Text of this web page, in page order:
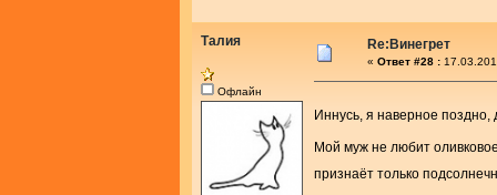
Талия
Офлайн
Re:Винегрет
« Ответ #28 :
Иннусь, я наверное
Мой муж не любит
признаёт только